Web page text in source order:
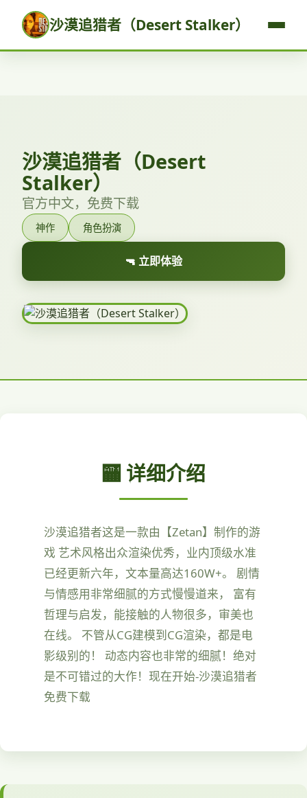
沙漠追猎者（Desert Stalker）
沙漠追猎者（Desert
Stalker）
官方中文，免费下载
神作 角色扮演
🔫 立即体验
🏧 详细介绍
沙漠追猎者这是一款由【Zetan】制作的游
戏 艺术风格出众渲染优秀，业内顶级水准
已经更新六年，文本量高达160W+。 剧情
与情感用非常细腻的方式慢慢道来， 富有
哲理与启发，能接触的人物很多，审美也
在线。 不管从CG建模到CG渲染，都是电
影级别的！ 动态内容也非常的细腻！绝对
是不可错过的大作！现在开始-沙漠追猎者
免费下载